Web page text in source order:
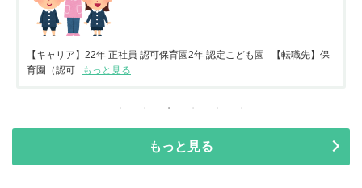
【キャリア】22年 正社員 認可保育園2年 認定こども園 【転職先】保
育園（認可...もっと見る
もっと見る